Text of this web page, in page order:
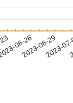
06-26
2023-06-29
2023-